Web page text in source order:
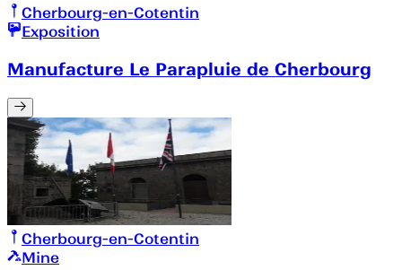
Cherbourg-en-Cotentin
Exposition
Manufacture Le Parapluie de Cherbourg
Cherbourg-en-Cotentin
Mine